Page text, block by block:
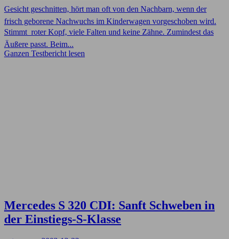
Gesicht geschnitten, hört man oft von den Nachbarn, wenn der
frisch geborene Nachwuchs im Kinderwagen vorgeschoben wird.
Stimmt  roter Kopf, viele Falten und keine Zähne. Zumindest das
Äußere passt. Beim...
Ganzen Testbericht lesen
Mercedes S 320 CDI: Sanft Schweben in
der Einstiegs-S-Klasse